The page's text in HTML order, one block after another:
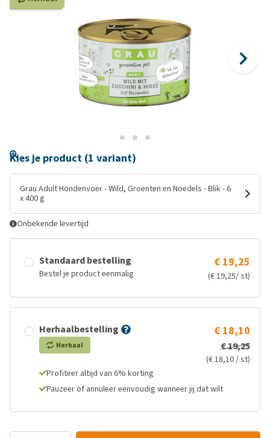
Kies je product (1 variant)
Grau Adult Hondenvoer - Wild, Groenten en Noedels - Blik - 6
x 400 g
Onbekende levertijd
Standaard bestelling
Bestel je product eenmalig
€ 19,25
(€ 19,25/ st)
Herhaalbestelling
Herhaal
€ 18,10
€ 19,25
(€ 18,10 / st)
Profiteer altijd van 6% korting
Pauzeer of annuleer eenvoudig wanneer jij dat wilt